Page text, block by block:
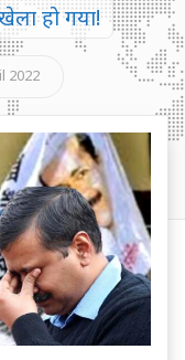
हो गया!
2022